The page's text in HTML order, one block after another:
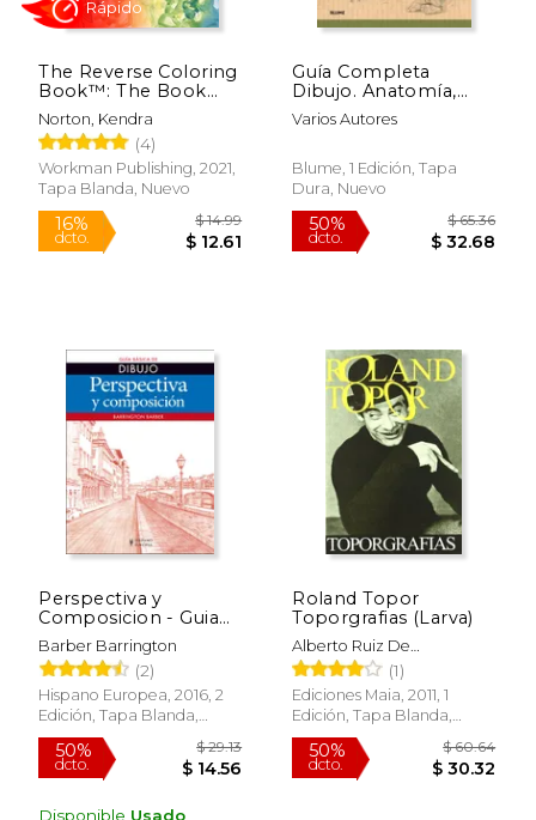
The Reverse Coloring
Book™: The Book
has the Colors, you
Draw the Lines! (en
Inglés)
Norton, Kendra
(4)
Workman Publishing, 2021,
Tapa Blanda, Nuevo
16%
dcto. $ 12.61
Rápido
Guía Completa
Dibujo. Anatomía,
Modelos, Figuras y
Poses
Varios Autores
Blume, 1 Edición, Tapa
Dura, Nuevo
Perspectiva y
Composicion - Guia
Basica de Dibujo
Barber Barrington
(2)
Hispano Europea, 2016, 2
Edición, Tapa Blanda,
Nuevo
Disponible Usado
Roland Topor
Toporgrafias (Larva)
Alberto Ruiz De
Samaniego (1)
Ediciones Maia, 2011, 1
Edición, Tapa Blanda,
Nuevo